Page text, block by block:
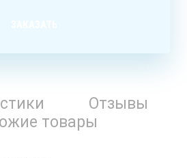
Отзывы
товары